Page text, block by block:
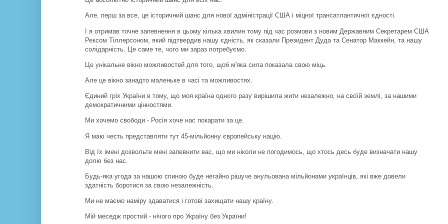
Але, перш за все, це історичний шанс для нової адміністрації США і міцної трансатлантичної єдності.
І я отримав точне запевнення в цьому кілька хвилин тому під час розмови з новим Державним Секретарем США
Рексом Тіллерсоном, який підтвердив нашу єдність, як сказали Президент Дуда та Сенатор Маккейн, та нашу
солідарність. Це саме те, чого ми зараз потребуємо.
Це унікальне вікно можливостей для того, щоб м'яка сила показала свою міць.
Але це вікно занадто маленьке в часі та можливостях.
Єдиний гріх України в тому, що моя країна одного разу вирішила жити незалежно, на своїй землі, за нашими
демократичними цінностями.
Ми хочемо свободи - Росія хоче нас покарати за це.
Я маю честь представляти тут 45-мільйонну європейську націю.
Від їх імені дозвольте мені запевнити вас, що ми ніколи не погодимось, що хтось десь буде визначати нашу
долю без нас.
Будь-яка угода за нашою спиною буде негайно рішуче анульована мільйонами українців, які вже довели
здатність боротися за свою незалежність.
Ми не маємо наміру здаватися і готові захищати нашу країну.
Мій меседж простий - нічого про Україну без України!